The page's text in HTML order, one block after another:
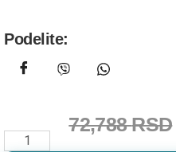
Podelite:
72,788RSD